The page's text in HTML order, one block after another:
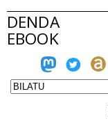
DENDA
EBOOK